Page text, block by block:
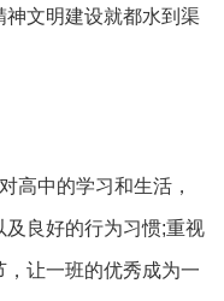
文明建设就都水到渠
高中的学习和生活，
良好的行为习惯;重视
，让一班的优秀成为一